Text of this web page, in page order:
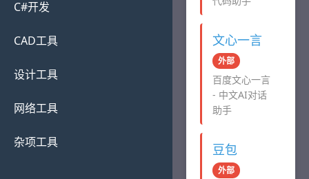
C#开发
CAD工具
设计工具
网络工具
杂项工具
文心一言
外部
百度文心一言
- 中文AI对话
助手
豆包
外部